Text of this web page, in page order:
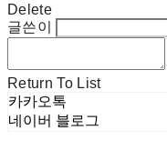
Delete
글쓴이
Return To List
카카오톡
네이버 블로그